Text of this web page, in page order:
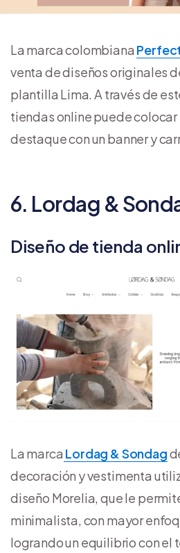
La marca colombiana
venta de diseños originales
plantilla Lima. A través de
tiendas online puede colocar
destaque con un banner y
6. Lordag &
Diseño de tienda
La marca Lordag & Sondag
decoración y vestimenta
diseño Morelia, que le
minimalista, con mayor
logrando un equilibrio con el